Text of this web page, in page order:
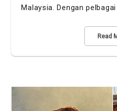
Malaysia. Dengan
Read